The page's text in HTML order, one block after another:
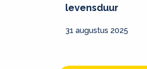
levensduur
31 augustus 2025